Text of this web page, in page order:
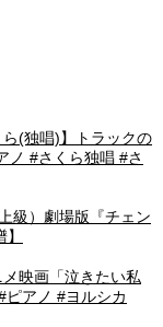
ら(独唱)】トラックの
ノ #さくら独唱 #さ
級）劇場版『チェン
映画「泣きたい私
アノ #ヨルシカ